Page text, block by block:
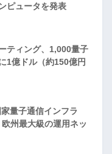
ピュータを発表
ティング、1,000量子
1億ドル（約150億円
量子通信インフラ
州最大級の運用ネッ